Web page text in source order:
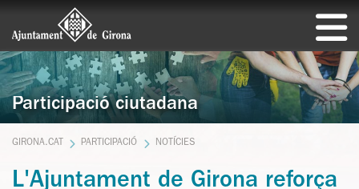
Participació ciutadana
GIRONA.CAT PARTICIPACIÓ NOTÍCIES
L'Ajuntament de Girona reforça